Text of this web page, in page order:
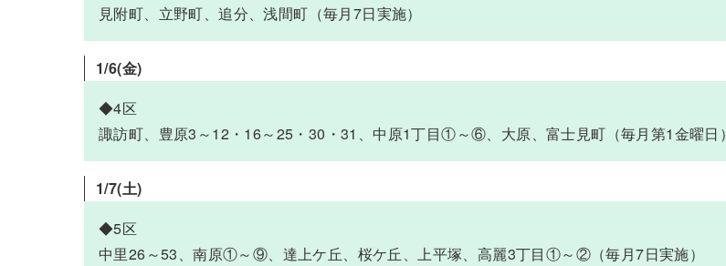
見附町、立野町、追分、浅間町（毎月7日実施）
1/6(金)
◆4区
諏訪町、豊原3～12・16～25・30・31、中原1丁目①～⑥、大原、富士見町（毎月第1金曜日）
1/7(土)
◆5区
中里26～53、南原①～⑨、達上ケ丘、桜ケ丘、上平塚、高麗3丁目①～②（毎月7日実施）